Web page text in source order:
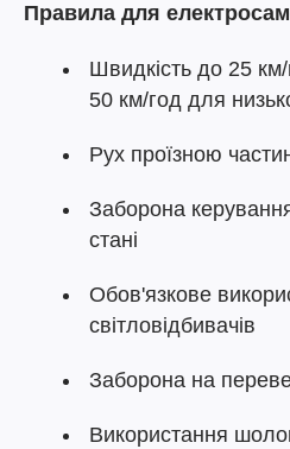
Правила для
Швидкість до 25
50 км/год для
Рух проїзною
Заборона
стані
Обов'язкове
світловідбивачів
Заборона на
Використання